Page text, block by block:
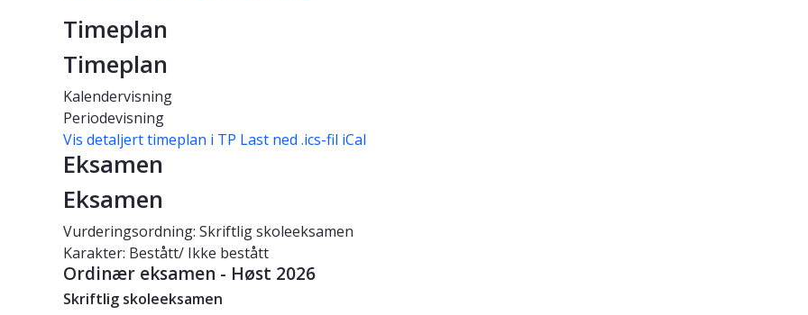
Timeplan
Timeplan
Kalendervisning
Periodevisning
Vis detaljert timeplan i TP Last ned .ics-fil iCal
Eksamen
Eksamen
Vurderingsordning: Skriftlig skoleeksamen
Karakter: Bestått/ Ikke bestått
Ordinær eksamen - Høst 2026
Skriftlig skoleeksamen